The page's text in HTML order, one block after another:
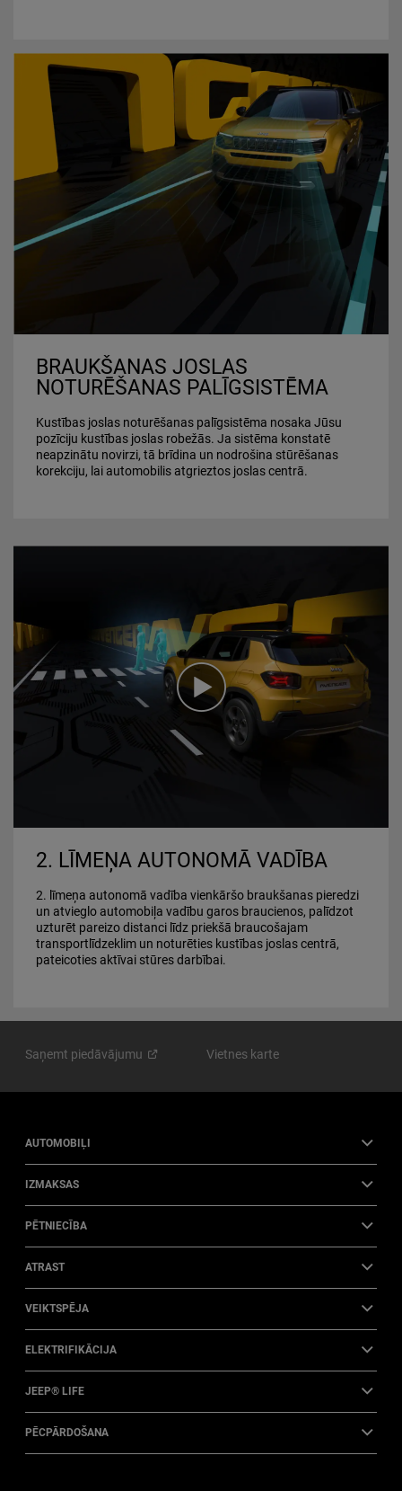
BRAUKŠANAS JOSLAS
NOTURĒŠANAS PALĪGSISTĒMA
Kustības joslas noturēšanas palīgsistēma nosaka Jūsu
pozīciju kustības joslas robežās. Ja sistēma konstatē
neapzinātu novirzi, tā brīdina un nodrošina stūrēšanas
korekciju, lai automobilis atgrieztos joslas centrā.
Play
Video
2. LĪMEŅA AUTONOMĀ VADĪBA
2. līmeņa autonomā vadība vienkāršo braukšanas pieredzi
un atvieglo automobiļa vadību garos braucienos, palīdzot
uzturēt pareizo distanci līdz priekšā braucošajam
transportlīdzeklim un noturēties kustības joslas centrā,
pateicoties aktīvai stūres darbībai.
Saņemt piedāvājumu Vietnes karte
AUTOMOBIĻI
IZMAKSAS
PĒTNIECĪBA
ATRAST
VEIKTSPĒJA
ELEKTRIFIKĀCIJA
JEEP® LIFE
PĒCPĀRDOŠANA